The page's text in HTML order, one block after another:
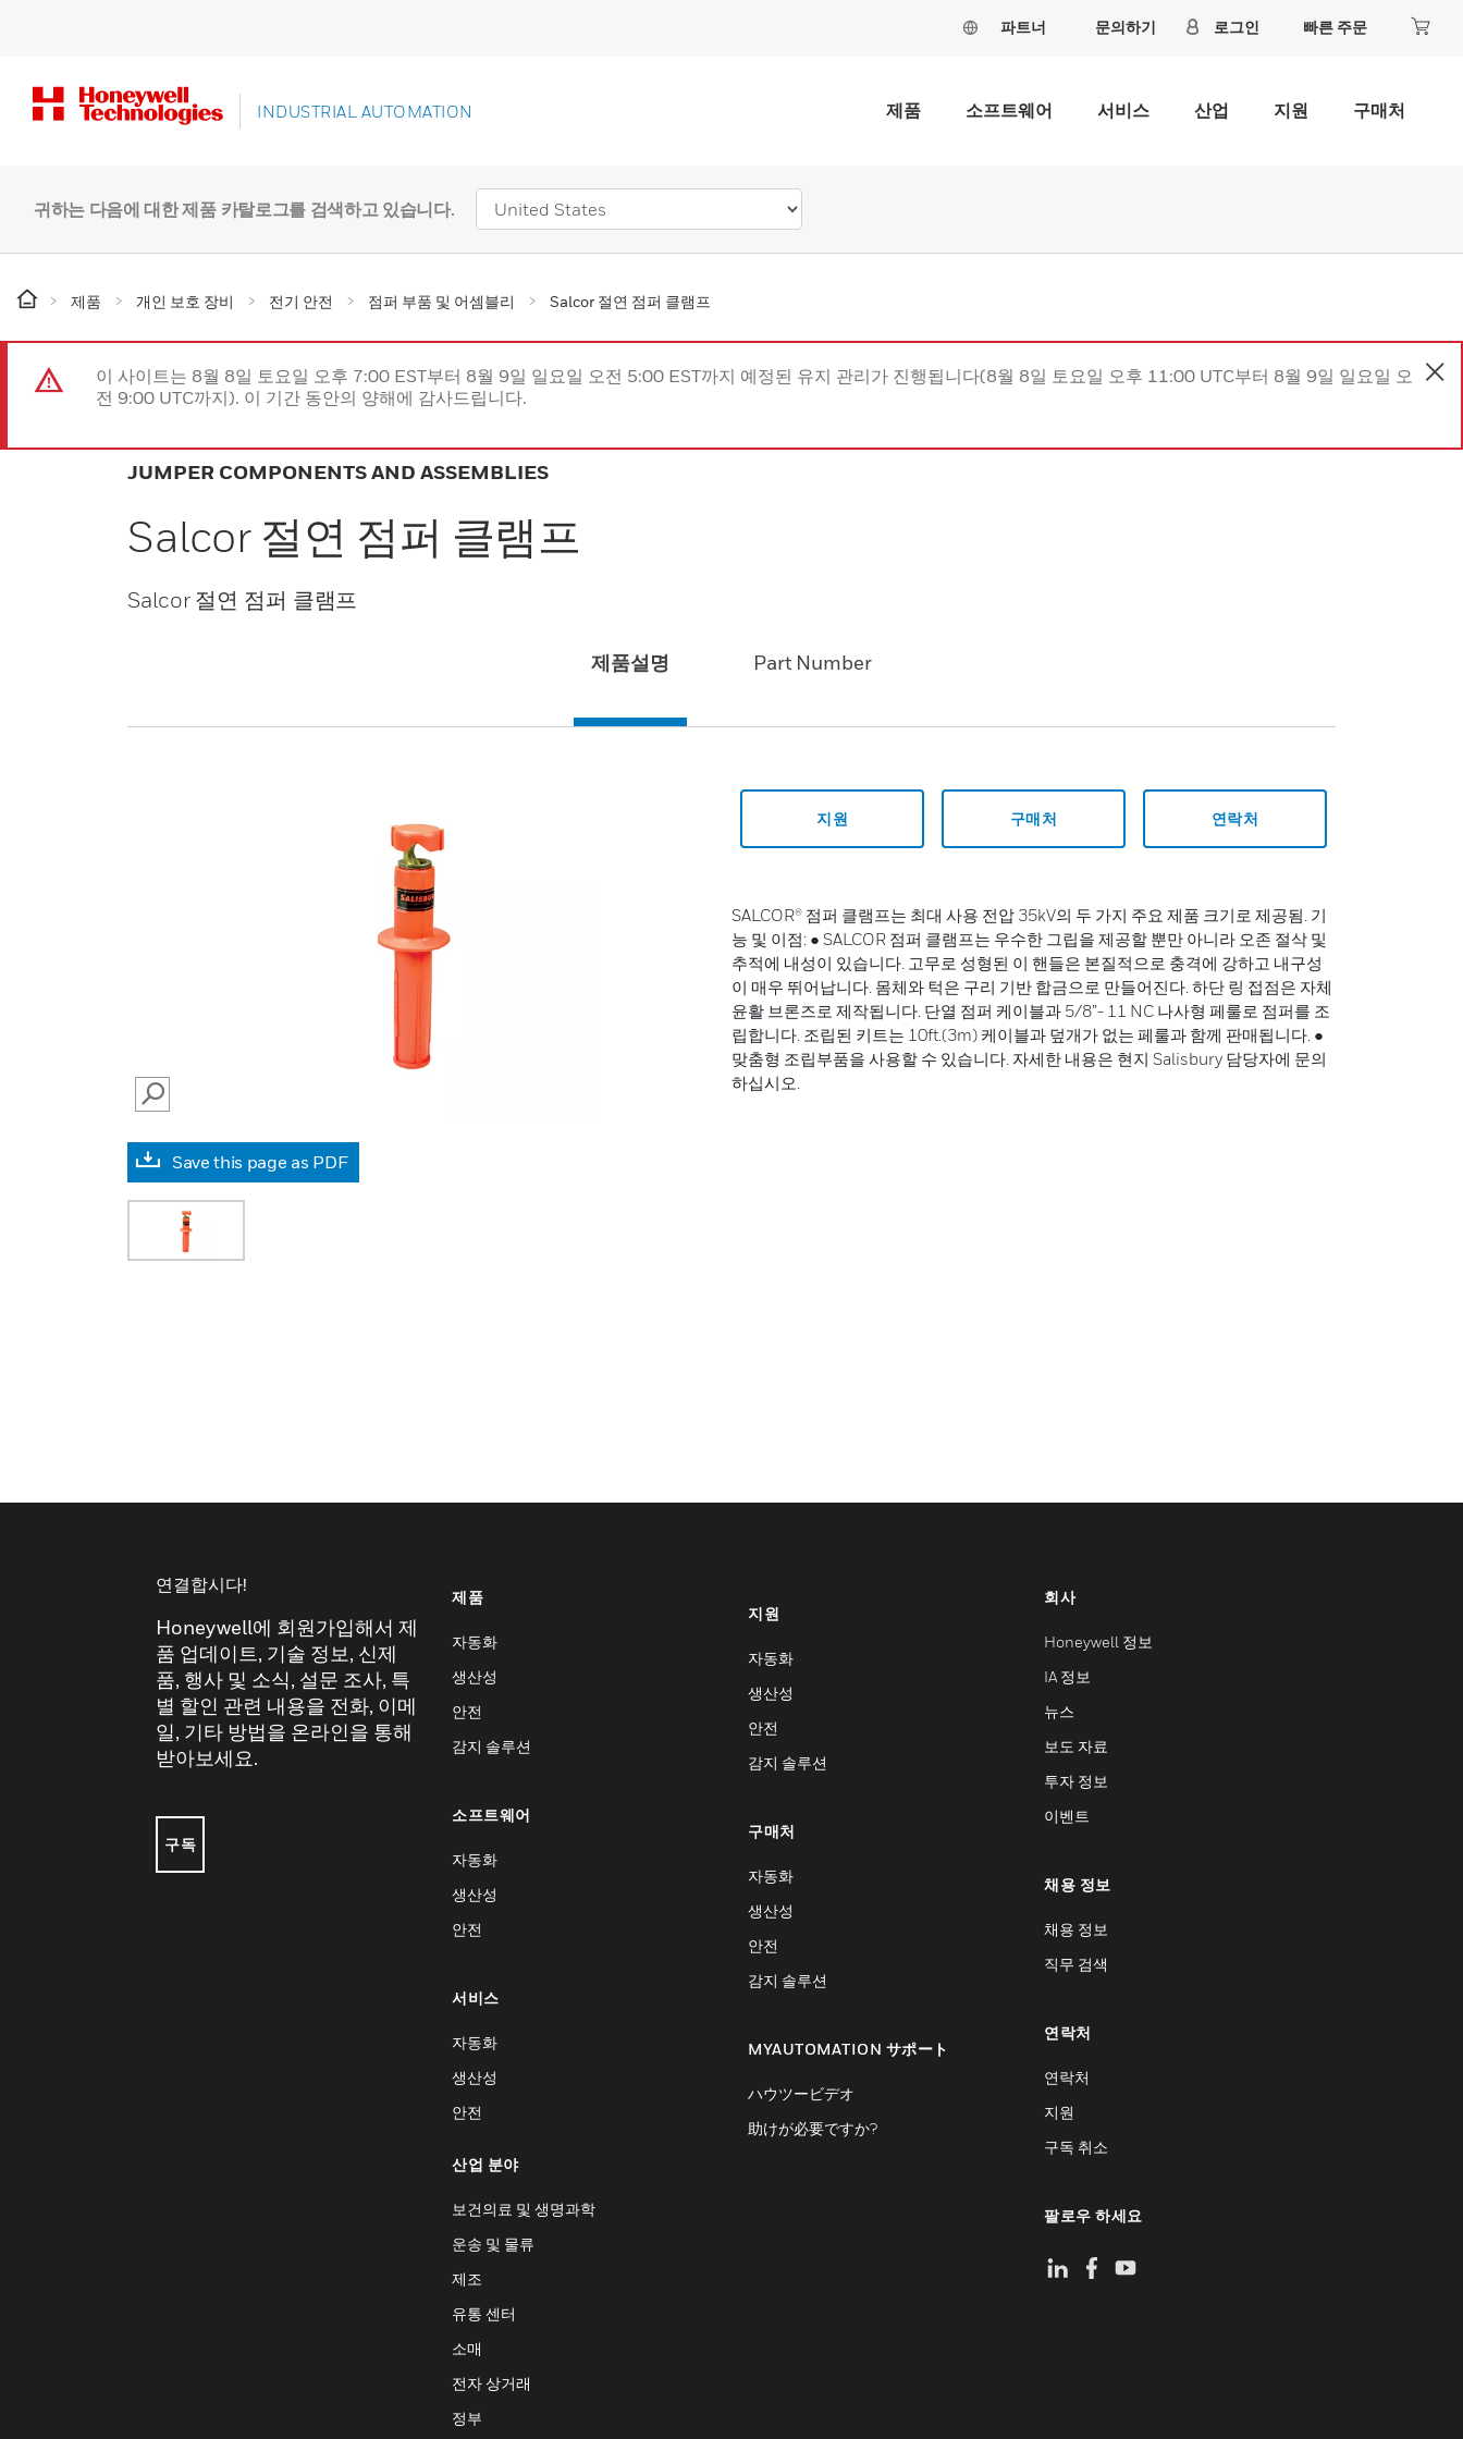
파트너 문의하기 로그인 빠른 주문
INDUSTRIAL AUTOMATION 제품 소프트웨어 서비스 산업 지원 구매처
귀하는 다음에 대한 제품 카탈로그를 검색하고 있습니다.
제품 개인 보호 장비 전기 안전 점퍼 부품 및 어셈블리 Salcor 절연 점퍼 클램프
이 사이트는 8월 8일 토요일 오후 7:00 EST부터 8월 9일 일요일 오전 5:00 EST까지 예정된 유지 관리가 진행됩니다(8월 8일 토요일 오후 11:00 UTC부터 8월 9일 일요일 오
전 9:00 UTC까지). 이 기간 동안의 양해에 감사드립니다.
JUMPER COMPONENTS AND ASSEMBLIES
Salcor 절연 점퍼 클램프
Salcor 절연 점퍼 클램프
제품설명 Part Number
SEARCH
Save this page as PDF
지원 구매처 연락처
SALCOR® 점퍼 클램프는 최대 사용 전압 35kV의 두 가지 주요 제품 크기로 제공됨. 기
능 및 이점: ● SALCOR 점퍼 클램프는 우수한 그립을 제공할 뿐만 아니라 오존 절삭 및
추적에 내성이 있습니다. 고무로 성형된 이 핸들은 본질적으로 충격에 강하고 내구성
이 매우 뛰어납니다. 몸체와 턱은 구리 기반 합금으로 만들어진다. 하단 링 접점은 자체
윤활 브론즈로 제작됩니다. 단열 점퍼 케이블과 5/8”- 11 NC 나사형 페룰로 점퍼를 조
립합니다. 조립된 키트는 10ft.(3m) 케이블과 덮개가 없는 페룰과 함께 판매됩니다. ●
맞춤형 조립부품을 사용할 수 있습니다. 자세한 내용은 현지 Salisbury 담당자에 문의
하십시오.
연결합시다!
Honeywell에 회원가입해서 제
품 업데이트, 기술 정보, 신제
품, 행사 및 소식, 설문 조사, 특
별 할인 관련 내용을 전화, 이메
일, 기타 방법을 온라인을 통해
받아보세요.
구독
제품
자동화
생산성
안전
감지 솔루션
소프트웨어
자동화
생산성
안전
서비스
자동화
생산성
안전
산업 분야
보건의료 및 생명과학
운송 및 물류
제조
유통 센터
소매
전자 상거래
정부
지원
자동화
생산성
안전
감지 솔루션
구매처
자동화
생산성
안전
감지 솔루션
MYAUTOMATION サポート
ハウツービデオ
助けが必要ですか?
회사
Honeywell 정보
IA 정보
뉴스
보도 자료
투자 정보
이벤트
채용 정보
채용 정보
직무 검색
연락처
연락처
지원
구독 취소
팔로우 하세요